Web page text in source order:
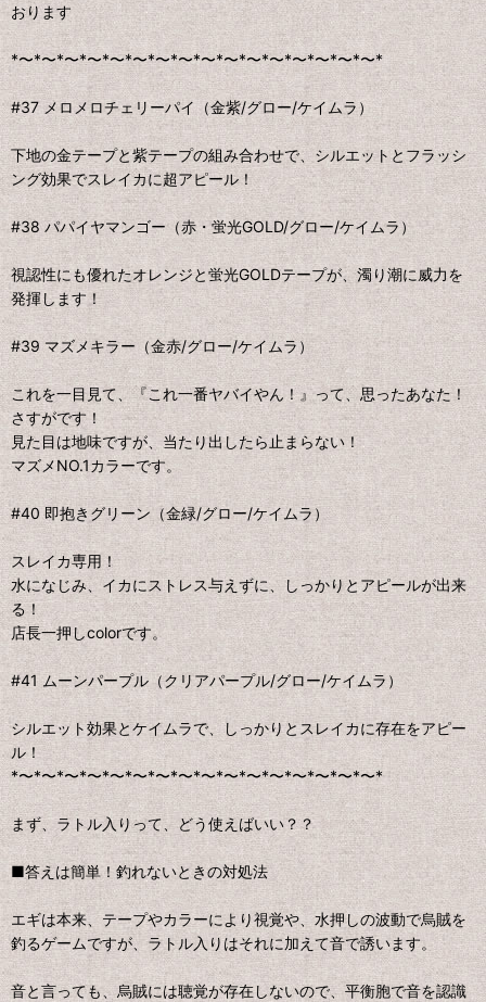
おります
*〜*〜*〜*〜*〜*〜*〜*〜*〜*〜*〜*〜*〜*〜*〜*〜*
#37 メロメロチェリーパイ（金紫/グロー/ケイムラ）
下地の金テープと紫テープの組み合わせで、シルエットとフラッシ
ング効果でスレイカに超アピール！
#38 パパイヤマンゴー（赤・蛍光GOLD/グロー/ケイムラ）
視認性にも優れたオレンジと蛍光GOLDテープが、濁り潮に威力を
発揮します！
#39 マズメキラー（金赤/グロー/ケイムラ）
これを一目見て、『これ一番ヤバイやん！』って、思ったあなた！
さすがです！
見た目は地味ですが、当たり出したら止まらない！
マズメNO.1カラーです。
#40 即抱きグリーン（金緑/グロー/ケイムラ）
スレイカ専用！
水になじみ、イカにストレス与えずに、しっかりとアピールが出来
る！
店長一押しcolorです。
#41 ムーンパープル（クリアパープル/グロー/ケイムラ）
シルエット効果とケイムラで、しっかりとスレイカに存在をアピー
ル！
*〜*〜*〜*〜*〜*〜*〜*〜*〜*〜*〜*〜*〜*〜*〜*〜*
まず、ラトル入りって、どう使えばいい？？
■答えは簡単！釣れないときの対処法
エギは本来、テープやカラーにより視覚や、水押しの波動で烏賊を
釣るゲームですが、ラトル入りはそれに加えて音で誘います。
音と言っても、烏賊には聴覚が存在しないので、平衡胞で音を認識